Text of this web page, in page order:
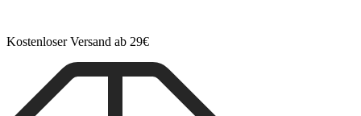
Kostenloser Versand ab 29€